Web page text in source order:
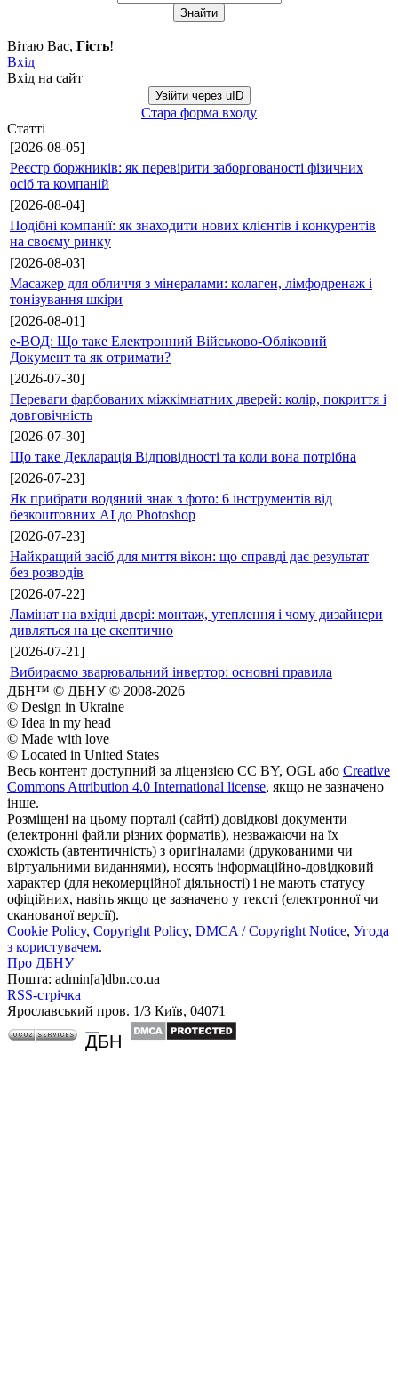
Вітаю Вас, Гість!
Вхід
Вхід на сайт
Увійти через uID
Стара форма входу
Статті
[2026-08-05]
Реєстр боржників: як перевірити заборгованості фізичних
осіб та компаній
[2026-08-04]
Подібні компанії: як знаходити нових клієнтів і конкурентів
на своєму ринку
[2026-08-03]
Масажер для обличчя з мінералами: колаген, лімфодренаж і
тонізування шкіри
[2026-08-01]
е-ВОД: Що таке Електронний Військово-Обліковий
Документ та як отримати?
[2026-07-30]
Переваги фарбованих міжкімнатних дверей: колір, покриття і
довговічність
[2026-07-30]
Що таке Декларація Відповідності та коли вона потрібна
[2026-07-23]
Як прибрати водяний знак з фото: 6 інструментів від
безкоштовних AI до Photoshop
[2026-07-23]
Найкращий засіб для миття вікон: що справді дає результат
без розводів
[2026-07-22]
Ламінат на вхідні двері: монтаж, утеплення і чому дизайнери
дивляться на це скептично
[2026-07-21]
Вибираємо зварювальний інвертор: основні правила
ДБН™ © ДБНУ © 2008-2026
© Design in Ukraine
© Idea in my head
© Made with love
© Located in United States
Весь контент доступний за ліцензією CC BY, OGL або Creative
Commons Attribution 4.0 International license, якщо не зазначено
інше.
Розміщені на цьому порталі (сайті) довідкові документи
(електронні файли різних форматів), незважаючи на їх
схожість (автентичність) з оригіналами (друкованими чи
віртуальними виданнями), носять інформаційно-довідковий
характер (для некомерційної діяльності) і не мають статусу
офіційних, навіть якщо це зазначено у тексті (електронної чи
сканованої версії).
Cookie Policy, Copyright Policy, DMCA / Copyright Notice, Угода
з користувачем.
Про ДБНУ
Пошта: admin[а]dbn.co.ua
RSS-стрічка
Ярославський пров. 1/3 Київ, 04071